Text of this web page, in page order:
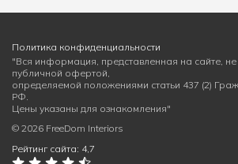
Политика конфиденциальности
"Вся информация, представленная на сайте, не
публичной офертой,
определяемой положениями статьи 437 (2)
РФ.
Цены указаны для ознакомления"
© 2026 FreeDom Interiors
Рейтинг сайта: 4,7